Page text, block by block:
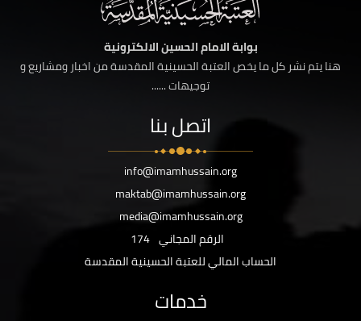
بوابة الامام الحسين الالكترونية
هنا يتم نشر كل ما يخص العتبة الحسينية المقدسة من اخبار ومشاريع و
توجيهات ......
اتصل بنا
info@imamhussain.org
maktab@imamhussain.org
media@imamhussain.org
الرقم المجاني 174
الحساب المالي للعتبة الحسينية المقدسة
خدمات